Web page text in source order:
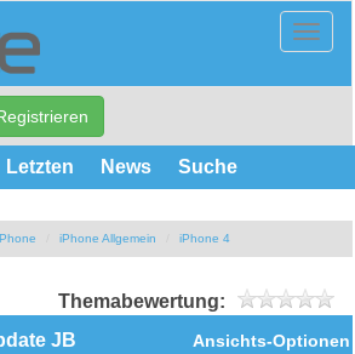
Letzten News Suche
iPhone Allgemein iPhone 4
Themabewertung:
Ansichts-Optionen
JB